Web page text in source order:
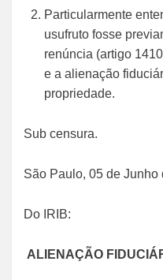
Particularmente
usufruto fosse
renúncia (artigo
e a alienação
propriedade.
Sub censura.
São Paulo, 05 de Junho
Do IRIB:
ALIENAÇÃO